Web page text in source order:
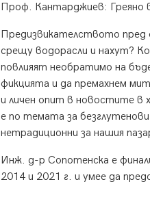
Проф. Кантарджиев: Греяно
Предизвикателството пред
срещу водорасли и нахут?
повлияят необратимо на
фикцията и да премахнем
и личен опит в новостите в
е по темата за
нетрадиционни за нашия
Инж. д-р Сопотенска е
2014 и 2021 г. и умее да